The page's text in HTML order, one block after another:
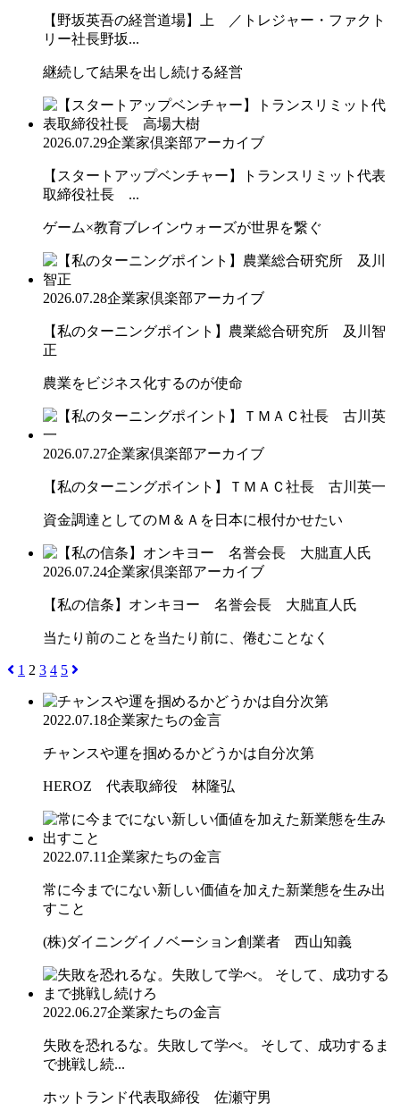
【野坂英吾の経営道場】上 ／トレジャー・ファクト
リー社長野坂...
継続して結果を出し続ける経営
2026.07.29企業家倶楽部アーカイブ
【スタートアップベンチャー】トランスリミット代表
取締役社長 ...
ゲーム×教育ブレインウォーズが世界を繋ぐ
2026.07.28企業家倶楽部アーカイブ
【私のターニングポイント】農業総合研究所 及川智
正
農業をビジネス化するのが使命
2026.07.27企業家倶楽部アーカイブ
【私のターニングポイント】ＴＭＡＣ社長 古川英一
資金調達としてのＭ＆Ａを日本に根付かせたい
2026.07.24企業家倶楽部アーカイブ
【私の信条】オンキヨー 名誉会長 大朏直人氏
当たり前のことを当たり前に、倦むことなく
1 2 3 4 5
2022.07.18企業家たちの金言
チャンスや運を掴めるかどうかは自分次第
HEROZ 代表取締役 林隆弘
2022.07.11企業家たちの金言
常に今までにない新しい価値を加えた新業態を生み出
すこと
(株)ダイニングイノベーション創業者 西山知義
2022.06.27企業家たちの金言
失敗を恐れるな。失敗して学べ。 そして、成功するま
で挑戦し続...
ホットランド代表取締役 佐瀬守男